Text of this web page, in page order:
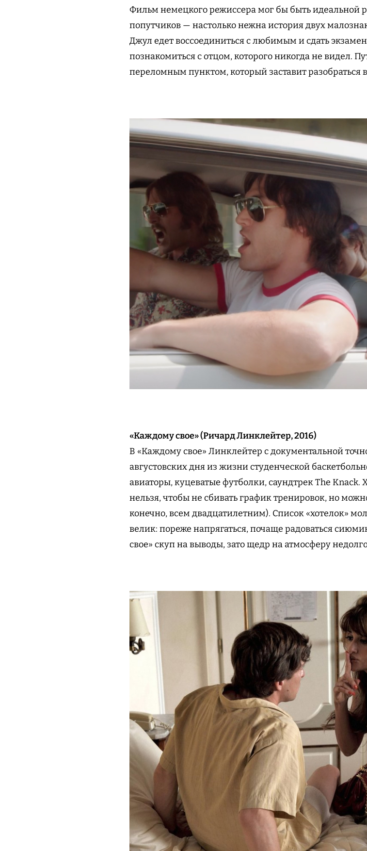
Фильм немецкого режиссера мог бы быть идеальной
попутчиков — настолько нежна история двух
Джул едет воссоединиться с любимым и сдать
познакомиться с отцом, которого никогда не видел.
переломным пунктом, который заставит разобраться
«Каждому свое» (Ричард Линклейтер, 2016)
В «Каждому свое» Линклейтер с документальной
августовских дня из жизни студенческой
авиаторы, куцеватые футболки, саундтрек The
нельзя, чтобы не сбивать график тренировок, но
конечно, всем двадцатилетним). Список «хотелок»
велик: пореже напрягаться, почаще радоваться
свое» скуп на выводы, зато щедр на атмосферу